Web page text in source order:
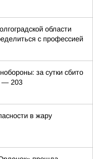
области
с профессией
за сутки сбито
— 203
в жару